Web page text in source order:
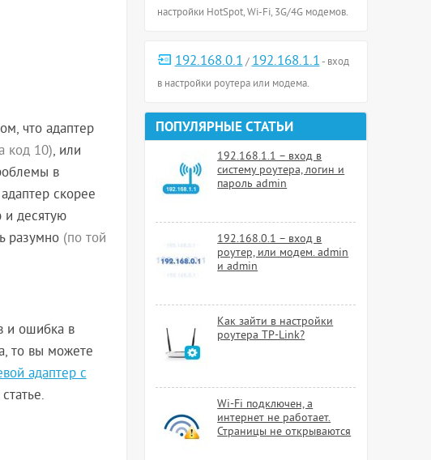
что адаптер
код 10), или
в
скорее
и десятую
разумно (по той
и ошибка в
то вы можете
адаптер с
настройки HotSpot, Wi-Fi, 3G/4G модемов.
192.168.0.1 /192.168.1.1- вход
в настройки роутера или модема.
ПОПУЛЯРНЫЕ СТАТЬИ
192.168.1.1 – вход в
систему роутера, логин и
пароль admin
192.168.0.1 – вход в
роутер, или модем. admin
и admin
Как зайти в настройки
роутера TP-Link?
Wi-Fi подключен, а
интернет не работает.
Страницы не открываются